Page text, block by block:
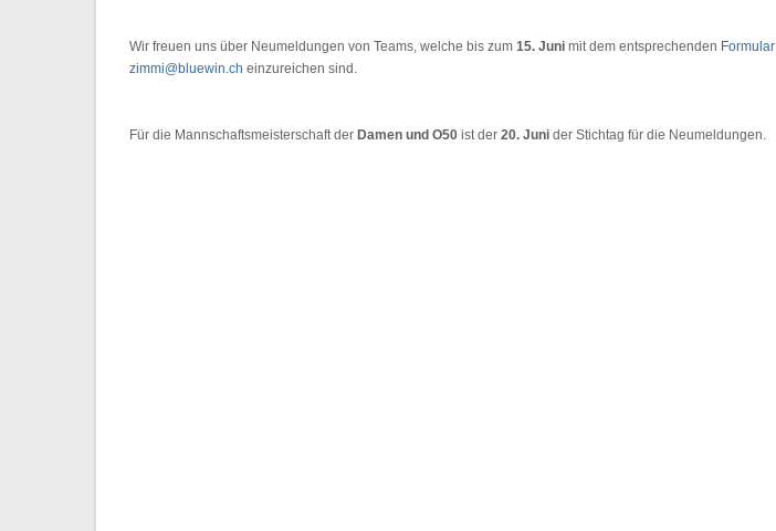
Wir freuen uns über Neumeldungen von Teams, welche bis zum 15. Juni mit dem entsprechenden Formular
zimmi@bluewin.ch einzureichen sind.
Für die Mannschaftsmeisterschaft der Damen und O50 ist der 20. Juni der Stichtag für die Neumeldungen.